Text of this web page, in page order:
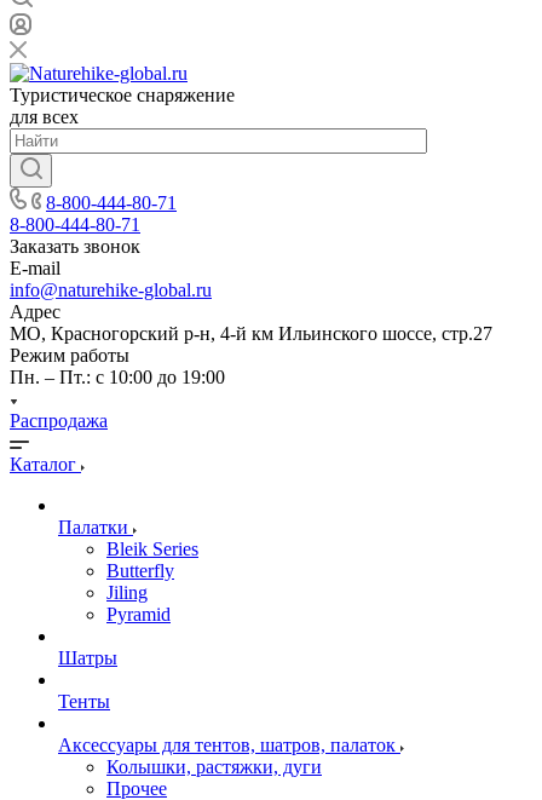
Туристическое снаряжение
для всех
8-800-444-80-71
8-800-444-80-71
Заказать звонок
E-mail
info@naturehike-global.ru
Адрес
МО, Красногорский р-н, 4-й км Ильинского шоссе, стр.27
Режим работы
Пн. – Пт.: с 10:00 до 19:00
Распродажа
Каталог
Палатки
Bleik Series
Butterfly
Jiling
Pyramid
Шатры
Тенты
Аксессуары для тентов, шатров, палаток
Колышки, растяжки, дуги
Прочее